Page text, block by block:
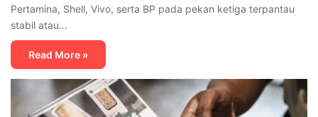
Pertamina, Shell, Vivo, serta BP pada pekan ketiga terpantau
stabil atau…
Read More »